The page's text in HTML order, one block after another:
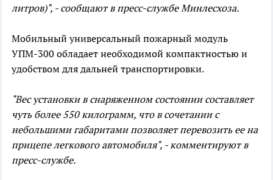
литров)", - сообщают в пресс-службе Минлесхоза.
Мобильный универсальный пожарный модуль
УПМ-300 обладает необходимой компактностью и
удобством для дальней транспортировки.
"Вес установки в снаряженном состоянии составляет
чуть более 550 килограмм, что в сочетании с
небольшими габаритами позволяет перевозить ее на
прицепе легкового автомобиля", - комментируют в
пресс-службе.